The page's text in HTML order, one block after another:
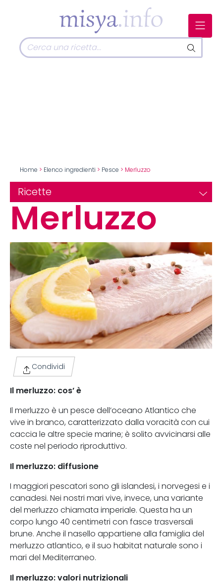
Home > Elenco ingredienti > Pesce > Merluzzo
Ricette
Merluzzo
Condividi
Il merluzzo: cos’ è
Il merluzzo è un pesce dell’oceano Atlantico che
vive in branco, caratterizzato dalla voracità con cui
caccia le altre specie marine; è solito avvicinarsi alle
coste nel periodo riproduttivo.
Il merluzzo: diffusione
I maggiori pescatori sono gli islandesi, i norvegesi e i
canadesi. Nei nostri mari vive, invece, una variante
del merluzzo chiamata imperiale. Questa ha un
corpo lungo 40 centimetri con fasce trasversali
brune. Anche il nasello appartiene alla famiglia del
merluzzo atlantico, e il suo habitat naturale sono i
mari del Mediterraneo.
Il merluzzo: valori nutrizionali